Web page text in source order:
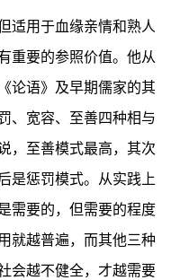
用于血缘亲情和熟人
重要的参照价值。他从
论语》及早期儒家的其
、宽容、至善四种相与
，至善模式最高，其次
是惩罚模式。从实践上
需要的，但需要的程度
就越普遍，而其他三种
会越不健全，才越需要